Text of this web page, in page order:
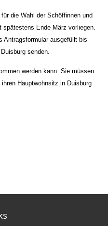
die Wahl der Schöffinnen und
Ende März vorliegen.
Antragsformular ausgefüllt bis
senden.
werden kann. Sie müssen
Hauptwohnsitz in Duisburg